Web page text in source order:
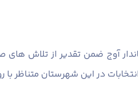
آوج ضمن تقدیر از تلاش های